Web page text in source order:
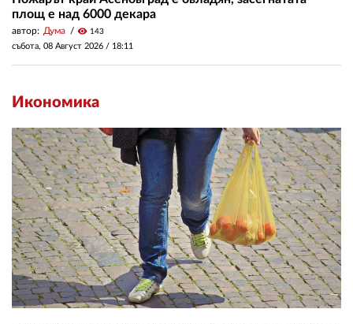
площ е над 6000 декара
автор: Дума visibility 143
събота, 08 Август 2026 / 18:11
Икономика